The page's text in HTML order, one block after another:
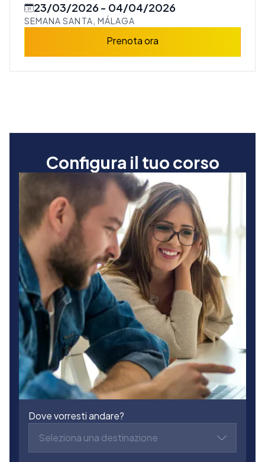
23/03/2026 04/04/2026
SEMANA SANTA, MÁLAGA
Prenota ora
Configura il tuo corso
Dove vorresti andare?
Seleziona una destinazione